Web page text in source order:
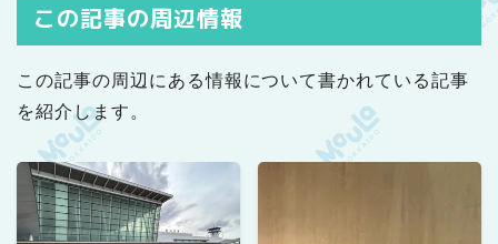
この記事の周辺情報
この記事の周辺にある情報について書かれている記事
を紹介します。